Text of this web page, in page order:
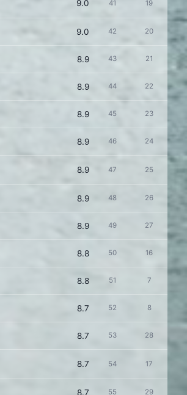
9.0 41 19
9.0 42 20
8.9 43 21
8.9 44 22
8.9 45 23
8.9 46 24
8.9 47 25
8.9 48 26
8.9 49 27
8.8 50 16
8.8 51 7
8.7 52 8
8.7 53 28
8.7 54 17
8.7 55 29